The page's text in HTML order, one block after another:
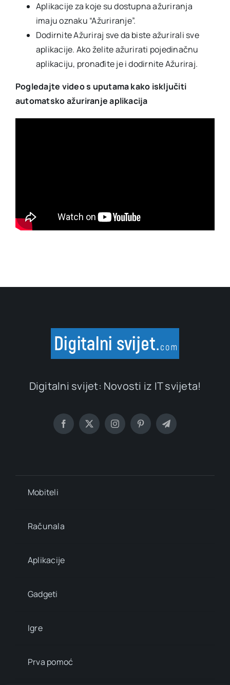
Aplikacije za koje su dostupna ažuriranja
imaju oznaku “Ažuriranje”.
Dodirnite Ažuriraj sve da biste ažurirali sve
aplikacije. Ako želite ažurirati pojedinačnu
aplikaciju, pronađite je i dodirnite Ažuriraj.
Pogledajte video s uputama kako isključiti
automatsko ažuriranje aplikacija
Digitalni svijet: Novosti iz IT svijeta!
Mobiteli
Računala
Aplikacije
Gadgeti
Igre
Prva pomoć